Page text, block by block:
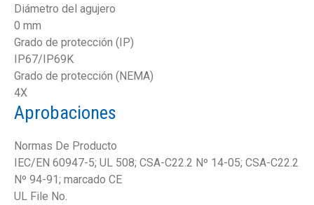
Diámetro del agujero
0 mm
Grado de protección (IP)
IP67/IP69K
Grado de protección (NEMA)
4X
Aprobaciones
Normas De Producto
IEC/EN 60947-5; UL 508; CSA-C22.2 Nº 14-05; CSA-C22.2
Nº 94-91; marcado CE
UL File No.